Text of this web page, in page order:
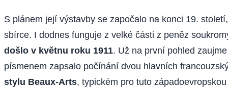
S plánem její výstavby se započalo na konci 19.
sbírce. I dodnes funguje z velké části z peněz
došlo v květnu roku 1911. Už na první pohled
písmenem zapsalo počínání dvou hlavních
stylu Beaux-Arts, typickém pro tuto